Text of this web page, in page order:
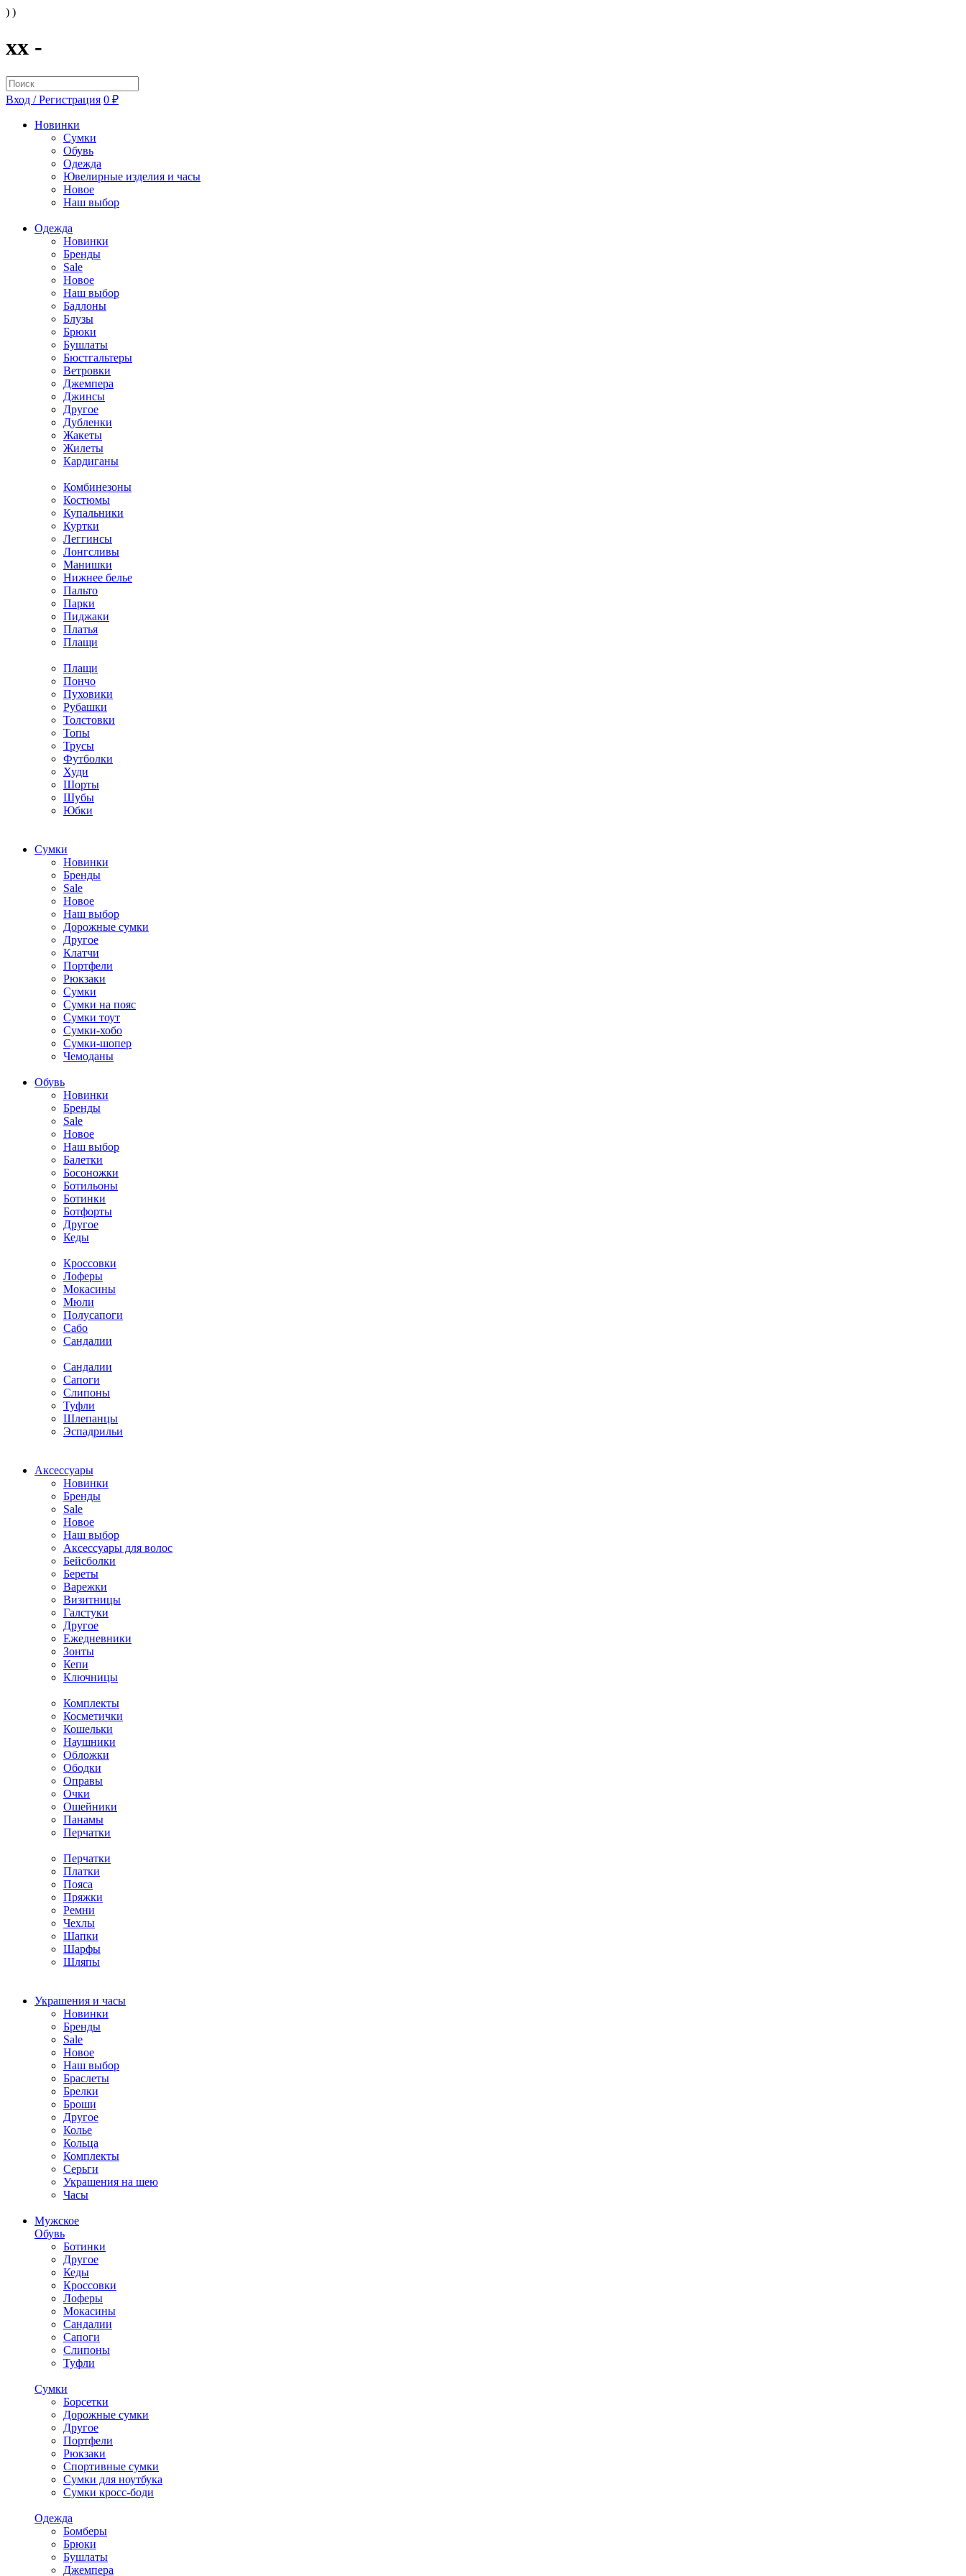
) )
xx -
Вход / Регистрация 0 ₽
Новинки
Сумки
Обувь
Одежда
Ювелирные изделия и часы
Новое
Наш выбор
Одежда
Новинки
Бренды
Sale
Новое
Наш выбор
Бадлоны
Блузы
Брюки
Бушлаты
Бюстгальтеры
Ветровки
Джемпера
Джинсы
Другое
Дубленки
Жакеты
Жилеты
Кардиганы
Комбинезоны
Костюмы
Купальники
Куртки
Леггинсы
Лонгсливы
Манишки
Нижнее белье
Пальто
Парки
Пиджаки
Платья
Плащи
Плащи
Пончо
Пуховики
Рубашки
Толстовки
Топы
Трусы
Футболки
Худи
Шорты
Шубы
Юбки
Cумки
Новинки
Бренды
Sale
Новое
Наш выбор
Дорожные сумки
Другое
Клатчи
Портфели
Рюкзаки
Сумки
Сумки на пояс
Сумки тоут
Сумки-хобо
Сумки-шопер
Чемоданы
Обувь
Новинки
Бренды
Sale
Новое
Наш выбор
Балетки
Босоножки
Ботильоны
Ботинки
Ботфорты
Другое
Кеды
Кроссовки
Лоферы
Мокасины
Мюли
Полусапоги
Сабо
Сандалии
Сандалии
Сапоги
Слипоны
Туфли
Шлепанцы
Эспадрильи
Аксессуары
Новинки
Бренды
Sale
Новое
Наш выбор
Аксессуары для волос
Бейсболки
Береты
Варежки
Визитницы
Галстуки
Другое
Ежедневники
Зонты
Кепи
Ключницы
Комплекты
Косметички
Кошельки
Наушники
Обложки
Ободки
Оправы
Очки
Ошейники
Панамы
Перчатки
Перчатки
Платки
Пояса
Пряжки
Ремни
Чехлы
Шапки
Шарфы
Шляпы
Украшения и часы
Новинки
Бренды
Sale
Новое
Наш выбор
Браслеты
Брелки
Броши
Другое
Колье
Кольца
Комплекты
Серьги
Украшения на шею
Часы
Мужское
Обувь
Ботинки
Другое
Кеды
Кроссовки
Лоферы
Мокасины
Сандалии
Сапоги
Слипоны
Туфли
Сумки
Борсетки
Дорожные сумки
Другое
Портфели
Рюкзаки
Спортивные сумки
Сумки для ноутбука
Сумки кросс-боди
Одежда
Бомберы
Брюки
Бушлаты
Джемпера